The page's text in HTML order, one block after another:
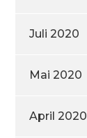
Juli 2020
Mai 2020
April 2020